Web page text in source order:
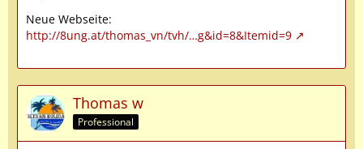
Neue Webseite:
http://8ung.at/thomas_vn/tvh/…g&id=8&Itemid=9
Thomas w
Professional